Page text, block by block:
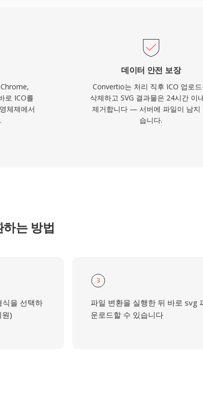
로 ICO를
체제에서
데이터 안전 보장
Convertio는 처리 직후 ICO 업로
삭제하고 SVG 결과물은 24시간 이
제거합니다 — 서버에 파일이 남지
습니다.
하는 방법
을 선택하
)
3
파일 변환을 실행한 뒤 바로 svg
운로드할 수 있습니다